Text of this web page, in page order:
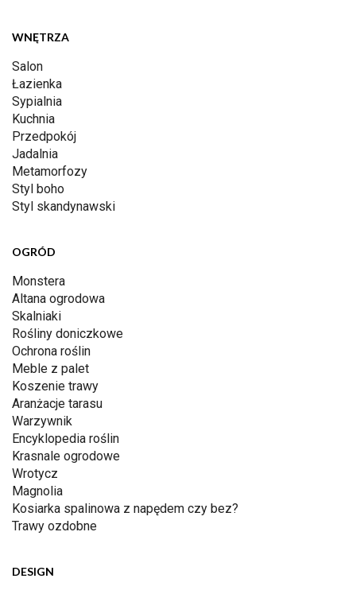
WNĘTRZA
Salon
Łazienka
Sypialnia
Kuchnia
Przedpokój
Jadalnia
Metamorfozy
Styl boho
Styl skandynawski
OGRÓD
Monstera
Altana ogrodowa
Skalniaki
Rośliny doniczkowe
Ochrona roślin
Meble z palet
Koszenie trawy
Aranżacje tarasu
Warzywnik
Encyklopedia roślin
Krasnale ogrodowe
Wrotycz
Magnolia
Kosiarka spalinowa z napędem czy bez?
Trawy ozdobne
DESIGN